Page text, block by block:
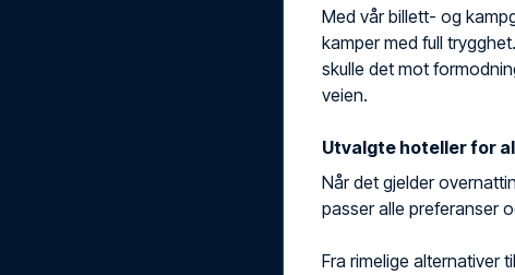
Med vår billett- og
kamper med full
skulle det mot
veien.
Utvalgte hoteller for
Når det gjelder
passer alle preferanser
Fra rimelige alternativer